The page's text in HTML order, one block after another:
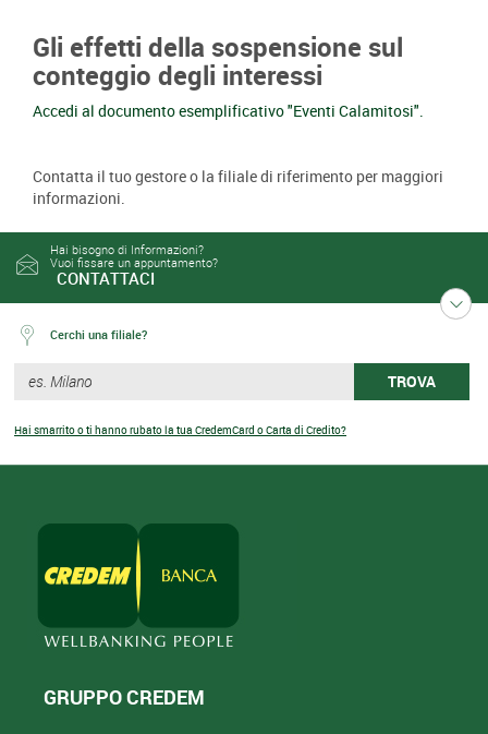
Gli effetti della sospensione sul
conteggio degli interessi
Accedi al documento esemplificativo "Eventi Calamitosi".
Contatta il tuo gestore o la filiale di riferimento per maggiori
informazioni.
Hai bisogno di Informazioni?
Vuoi fissare un appuntamento?
CONTATTACI
Cerchi una filiale?
TROVA
Hai smarrito o ti hanno rubato la tua CredemCard o Carta di Credito?
GRUPPO CREDEM